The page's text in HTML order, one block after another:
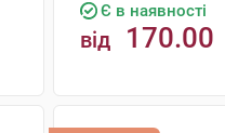
Є в наявності
від 170.00